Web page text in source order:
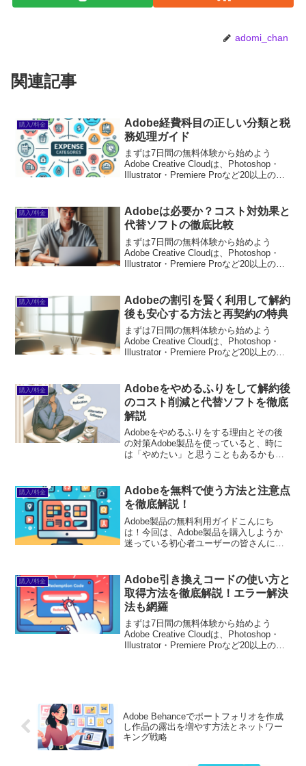
adomi_chan
関連記事
購入/料金
Adobe経費科目の正しい分類と税
務処理ガイド
まずは7日間の無料体験から始めよう
Adobe Creative Cloudは、Photoshop・
Illustrator・Premiere Proなど20以上のア
→※...
購入/料金
Adobeは必要か？コスト対効果と
代替ソフトの徹底比較
まずは7日間の無料体験から始めよう
Adobe Creative Cloudは、Photoshop・
Illustrator・Premiere Proなど20以上のア
→※...
購入/料金
Adobeの割引を賢く利用して解約
後も安心する方法と再契約の特典
まずは7日間の無料体験から始めよう
Adobe Creative Cloudは、Photoshop・
Illustrator・Premiere Proなど20以上のア
→※...
購入/料金
Adobeをやめるふりをして解約後
のコスト削減と代替ソフトを徹底
解説
Adobeをやめるふりをする理由とその後
の対策Adobe製品を使っていると、時に
は「やめたい」と思うこともあるかもし
使い勝手、あるいは特定の機能に不満が
あるからかもしれ...
購入/料金
Adobeを無料で使う方法と注意点
を徹底解説！
Adobe製品の無料利用ガイドこんにち
は！今回は、Adobe製品を購入しようか
迷っている初心者ユーザーの皆さんに向
ンや編集において非常に人気のあるソフ
トウェアで...
購入/料金
Adobe引き換えコードの使い方と
取得方法を徹底解説！エラー解決
法も網羅
まずは7日間の無料体験から始めよう
Adobe Creative Cloudは、Photoshop・
Illustrator・Premiere Proなど20以上のア
Adobe Behanceでポートフォリオを作成
し作品の露出を増やす方法とネットワー
キング戦略